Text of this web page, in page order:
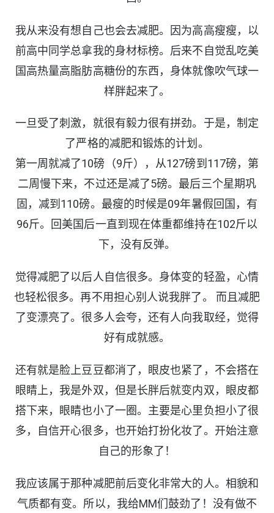
我从来没有想自己也会去减肥。因为高高瘦瘦，以
前高中同学总拿我的身材标榜。后来不自觉乱吃美
国高热量高脂肪高糖份的东西，身体就像吹气球一
样胖起来了。
一旦受了刺激，就很有毅力很有拼劲。于是，制定
了严格的减肥和锻炼的计划。
第一周就减了10磅（9斤），从127磅到117磅，第
二周慢下来，不过还是减了5磅。最后三个星期巩
固，减到110磅。最瘦的时候是09年暑假回国，有
96斤。回美国后一直到现在体重都维持在102斤以
下，没有反弹。
觉得减肥了以后人自信很多。身体变的轻盈，心情
也轻松很多。再不用担心别人说我胖了。 而且减肥
了变漂亮了。很多人会夸，还有人向我取经，觉得
好有成就感。
还有就是脸上豆豆都消了，眼皮也紧了，不会搭在
眼睛上，我是外双，但是长胖后就变内双，眼皮都
搭下来，眼睛也小了一圈。主要是心里负担小了很
多，自信开心很多，也开始打扮化妆了。开始注意
自己的形象了！
我应该属于那种减肥前后变化非常大的人。相貌和
气质都有变。所以，我给MM们鼓劲了！没有做不